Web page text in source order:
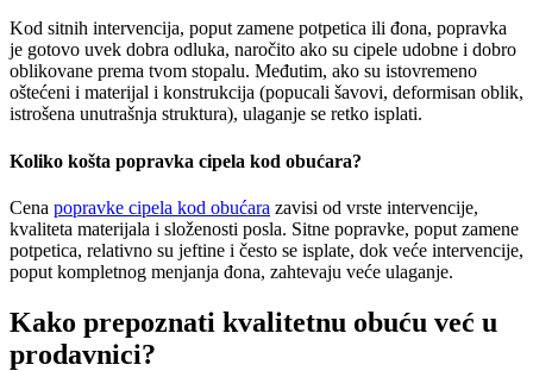
Kod sitnih intervencija, poput zamene potpetica ili đona, popravka
je gotovo uvek dobra odluka, naročito ako su cipele udobne i dobro
oblikovane prema tvom stopalu. Međutim, ako su istovremeno
oštećeni i materijal i konstrukcija (popucali šavovi, deformisan oblik,
istrošena unutrašnja struktura), ulaganje se retko isplati.
Koliko košta popravka cipela kod obućara?
Cena popravke cipela kod obućara zavisi od vrste intervencije,
kvaliteta materijala i složenosti posla. Sitne popravke, poput zamene
potpetica, relativno su jeftine i često se isplate, dok veće intervencije,
poput kompletnog menjanja đona, zahtevaju veće ulaganje.
Kako prepoznati kvalitetnu obuću već u
prodavnici?